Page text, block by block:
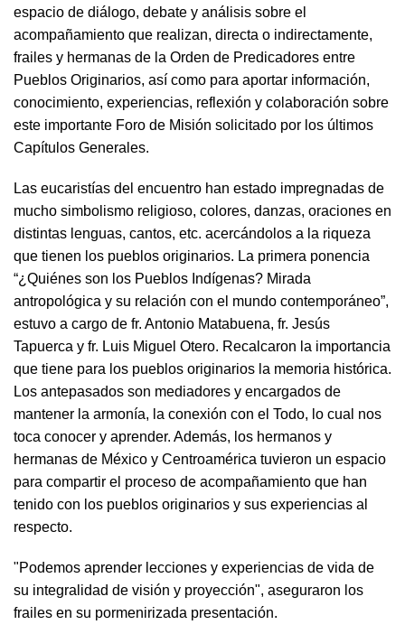
espacio de diálogo, debate y análisis sobre el
acompañamiento que realizan, directa o indirectamente,
frailes y hermanas de la Orden de Predicadores entre
Pueblos Originarios, así como para aportar información,
conocimiento, experiencias, reflexión y colaboración sobre
este importante Foro de Misión solicitado por los últimos
Capítulos Generales.
Las eucaristías del encuentro han estado impregnadas de
mucho simbolismo religioso, colores, danzas, oraciones en
distintas lenguas, cantos, etc. acercándolos a la riqueza
que tienen los pueblos originarios. La primera ponencia
“¿Quiénes son los Pueblos Indígenas? Mirada
antropológica y su relación con el mundo contemporáneo”,
estuvo a cargo de fr. Antonio Matabuena, fr. Jesús
Tapuerca y fr. Luis Miguel Otero. Recalcaron la importancia
que tiene para los pueblos originarios la memoria histórica.
Los antepasados son mediadores y encargados de
mantener la armonía, la conexión con el Todo, lo cual nos
toca conocer y aprender. Además, los hermanos y
hermanas de México y Centroamérica tuvieron un espacio
para compartir el proceso de acompañamiento que han
tenido con los pueblos originarios y sus experiencias al
respecto.
"Podemos aprender lecciones y experiencias de vida de
su integralidad de visión y proyección", aseguraron los
frailes en su pormenirizada presentación.